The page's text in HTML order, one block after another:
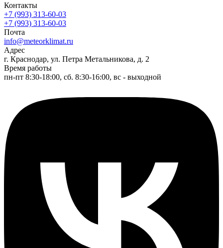
Контакты
+7 (993) 313-60-03
+7 (993) 313-60-03
Почта
info@meteorklimat.ru
Адрес
г. Краснодар, ул. Петра Метальникова, д. 2
Время работы
пн-пт 8:30-18:00, сб. 8:30-16:00, вс - выходной